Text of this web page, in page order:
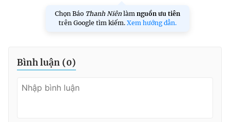
Chọn Báo Thanh Niên làm nguồn ưu tiên
trên Google tìm kiếm. Xem hướng dẫn.
Bình luận (0)